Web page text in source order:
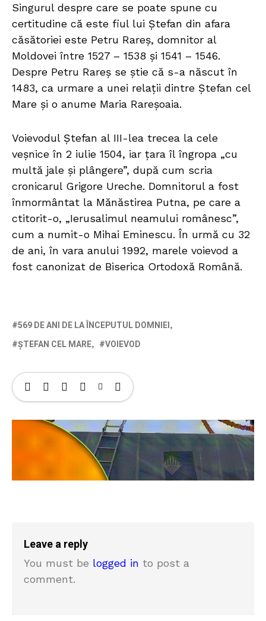
Singurul despre care se poate spune cu
certitudine că este fiul lui Ștefan din afara
căsătoriei este Petru Rareș, domnitor al
Moldovei între 1527 – 1538 și 1541 – 1546.
Despre Petru Rareș se știe că s-a născut în
1483, ca urmare a unei relații dintre Ștefan cel
Mare și o anume Maria Rareșoaia.
Voievodul Ștefan al III-lea trecea la cele
veșnice în 2 iulie 1504, iar țara îl îngropa „cu
multă jale și plângere”, după cum scria
cronicarul Grigore Ureche. Domnitorul a fost
înmormântat la Mănăstirea Putna, pe care a
ctitorit-o, „Ierusalimul neamului românesc”,
cum a numit-o Mihai Eminescu. În urmă cu 32
de ani, în vara anului 1992, marele voievod a
fost canonizat de Biserica Ortodoxă Română.
569 DE ANI DE LA ÎNCEPUTUL DOMNIEI
ȘTEFAN CEL MARE
VOIEVOD
Leave a reply
You must be logged in to post a
comment.